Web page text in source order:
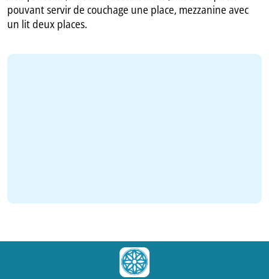
pouvant servir de couchage une place, mezzanine avec
un lit deux places.